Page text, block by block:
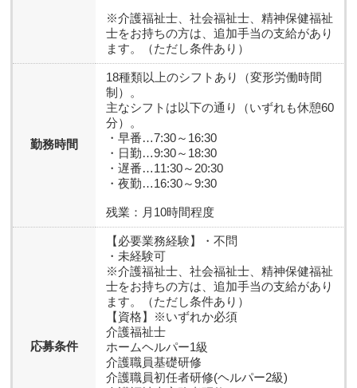
※介護福祉士、社会福祉士、精神保健福祉
士をお持ちの方は、追加手当の支給があり
ます。（ただし条件あり）
勤務時間
18種類以上のシフトあり（変形労働時間
制）。
主なシフトは以下の通り（いずれも休憩60
分）。
・早番…7:30～16:30
・日勤…9:30～18:30
・遅番…11:30～20:30
・夜勤…16:30～9:30
残業：月10時間程度
応募条件
【必要業務経験】
・不問
・未経験可
※介護福祉士、社会福祉士、精神保健福祉
士をお持ちの方は、追加手当の支給があり
ます。（ただし条件あり）
【資格】
※いずれか必須
介護福祉士
ホームヘルパー1級
介護職員基礎研修
介護職員初任者研修(ヘルパー2級)